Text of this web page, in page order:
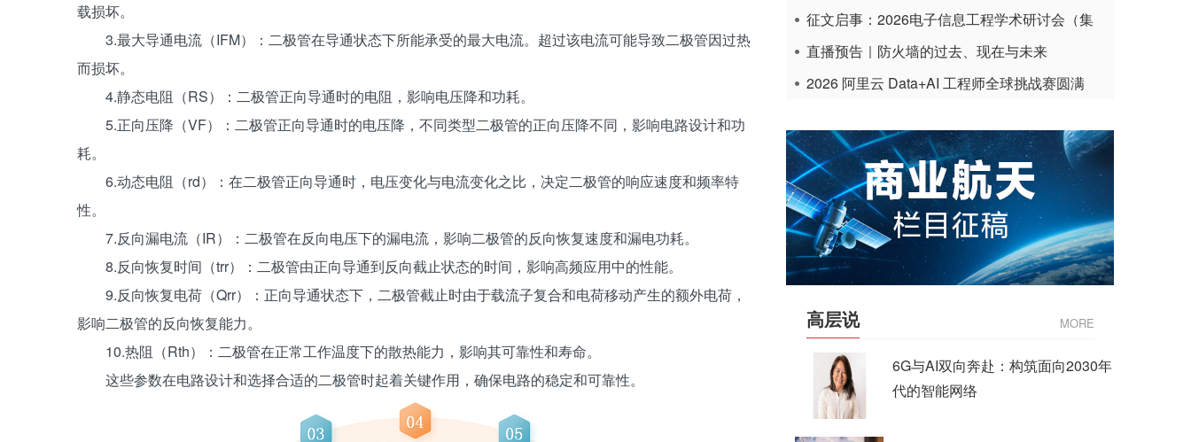
载损坏。
‌3.最大导通电流（IFM）‌：二极管在导通状态下所能承受的最大电流。超过该电流可能导致二极管因过热
而损坏。
‌4.静态电阻（RS）‌：二极管正向导通时的电阻，影响电压降和功耗。
‌5.正向压降（VF）‌：二极管正向导通时的电压降，不同类型二极管的正向压降不同，影响电路设计和功
耗。
‌6.动态电阻（rd）‌：在二极管正向导通时，电压变化与电流变化之比，决定二极管的响应速度和频率特
性。
‌7.反向漏电流（IR）‌：二极管在反向电压下的漏电流，影响二极管的反向恢复速度和漏电功耗。
8‌.反向恢复时间（trr）‌：二极管由正向导通到反向截止状态的时间，影响高频应用中的性能。
9‌.反向恢复电荷（Qrr）‌：正向导通状态下，二极管截止时由于载流子复合和电荷移动产生的额外电荷，
影响二极管的反向恢复能力。
‌10.热阻（Rth）‌：二极管在正常工作温度下的散热能力，影响其可靠性和寿命。
这些参数在电路设计和选择合适的二极管时起着关键作用，确保电路的稳定和可靠性。
征文启事：2026电子信息工程学术研讨会（集
成电路应用杂志）
直播预告｜防火墙的过去、现在与未来
2026 阿里云 Data+AI 工程师全球挑战赛圆满
高层说 MORE
6G与AI双向奔赴：构筑面向2030年
代的智能网络